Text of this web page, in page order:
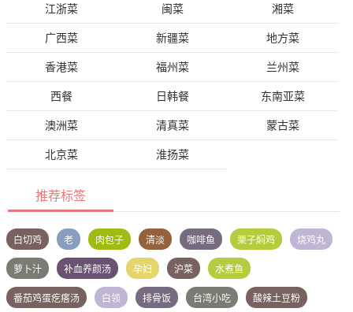
江浙菜 闽菜 湘菜
广西菜 新疆菜 地方菜
香港菜 福州菜 兰州菜
西餐 日韩餐 东南亚菜
澳洲菜 清真菜 蒙古菜
北京菜 淮扬菜
推荐标签
白切鸡 老 肉包子 清淡 咖啡鱼 栗子焖鸡 烧鸡丸
萝卜汁 补血养颜汤 孕妇 沪菜 水煮鱼
番茄鸡蛋疙瘩汤 白领 排骨饭 台湾小吃 酸辣土豆粉